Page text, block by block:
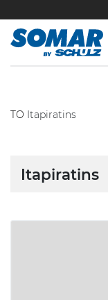
TO Itapiratins
Itapiratins